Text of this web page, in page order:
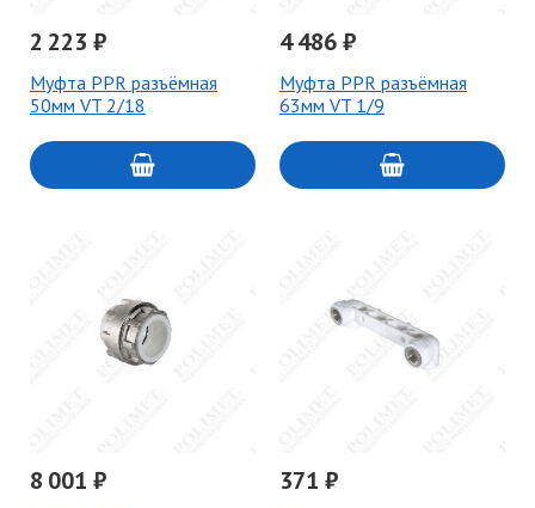
2 223 ₽
Муфта PPR разъёмная
50мм VT 2/18
4 486 ₽
Муфта PPR разъёмная
63мм VT 1/9
8 001 ₽ 371 ₽